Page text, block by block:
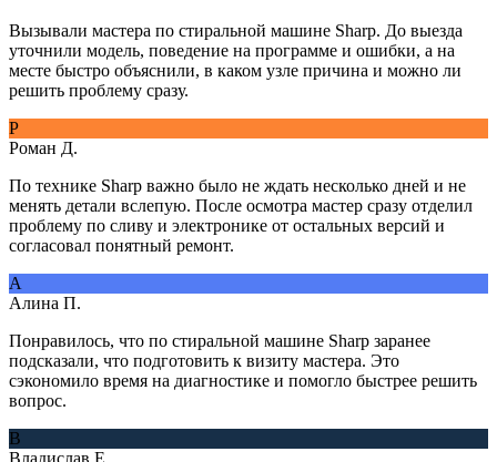
Вызывали мастера по стиральной машине Sharp. До выезда
уточнили модель, поведение на программе и ошибки, а на
месте быстро объяснили, в каком узле причина и можно ли
решить проблему сразу.
Р
Роман Д.
По технике Sharp важно было не ждать несколько дней и не
менять детали вслепую. После осмотра мастер сразу отделил
проблему по сливу и электронике от остальных версий и
согласовал понятный ремонт.
А
Алина П.
Понравилось, что по стиральной машине Sharp заранее
подсказали, что подготовить к визиту мастера. Это
сэкономило время на диагностике и помогло быстрее решить
вопрос.
В